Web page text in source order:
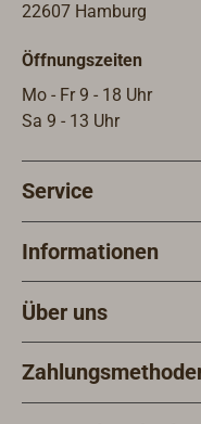
22607 Hamburg
Öffnungszeiten
Mo - Fr 9 - 18 Uhr
Sa 9 - 13 Uhr
Service
Informationen
Über uns